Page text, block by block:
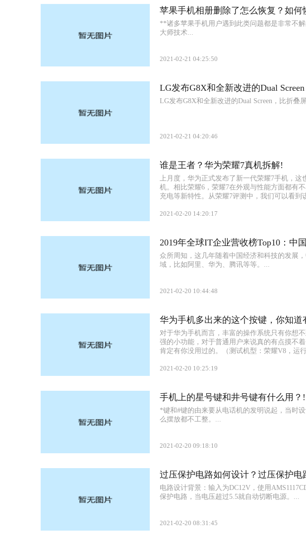
苹果手机相册删除了怎么恢复？如何
**诸多苹果手机用户遇到此类问题都是非常不
大师技术...
2021-02-21 04:25:50
LG发布G8X和全新改进的Dual
LG发布G8X和全新改进的Dual Screen，比折叠
2021-02-21 04:20:46
谁是王者？华为荣耀7真机拆解!
上月度，华为正式发布了新一代荣耀7手机，
机。相比荣耀6，荣耀7在外观与性能方面都有
充电等新特性。从荣耀7评测中，我们可以看到
2021-02-20 14:20:17
2019年全球IT企业营收榜Top10：中
众所周知，这几年随着中国经济和科技的发展
域，比如阿里、华为、腾讯等等。...
2021-02-20 10:44:48
华为手机多出来的这个按键，你知道
对于华为手机而言，丰富的操作系统只有你想
强的小功能，对于普通用户来说真的有点摸不
肯定有你没用过的。（测试机型：荣耀V8，运
2021-02-20 10:25:19
手机上的星号键和井号键有什么用？!
*键和#键的由来要从电话机的发明说起，当时
么摆放都不工整。...
2021-02-20 09:18:10
过压保护电路如何设计？过压保护电
电路设计背景：输入为DC12V，使用
保护电路，当电压超过5.5就自动切断电源。...
2021-02-20 08:31:45